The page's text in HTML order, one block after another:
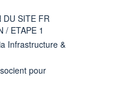
DU SITE FR
/ ETAPE 1
Infrastructure &
pour